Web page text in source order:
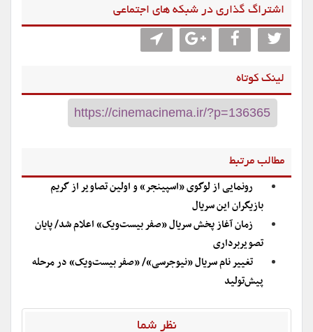
اشتراگ گذاری در شبکه های اجتماعی
لینک کوتاه
مطالب مرتبط
رونمایی از لوگوی «اسپینجر» و اولین تصاویر از گریم
بازیگران این سریال
زمان آغاز پخش سریال «صفر بیست‌ویک» اعلام شد/ پایان
تصویربرداری
تغییر نام سریال «نیوجرسی»/ «صفر بیست‌ویک» در مرحله
پیش‌تولید
نظر شما